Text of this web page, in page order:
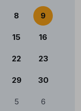
8 9
15 16
22 23
29 30
5 6